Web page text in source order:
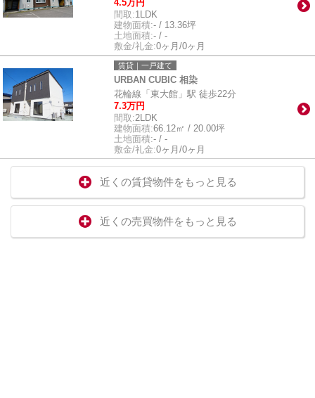
4.5万円
間取:1LDK
建物面積:- / 13.36坪
土地面積:- / -
敷金/礼金:0ヶ月/0ヶ月
賃貸｜一戸建て
URBAN CUBIC 相染
花輪線「東大館」駅 徒歩22分
7.3万円
間取:2LDK
建物面積:66.12㎡ / 20.00坪
土地面積:- / -
敷金/礼金:0ヶ月/0ヶ月
近くの賃貸物件をもっと見る
近くの売買物件をもっと見る